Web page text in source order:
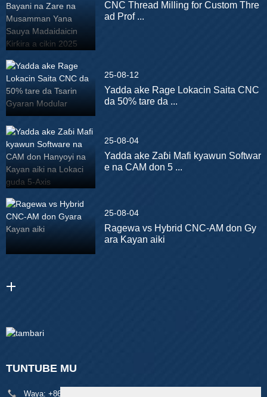
CNC Thread Milling for Custom Thre
ad Prof ...
25-08-12
Yadda ake Rage Lokacin Saita CNC
da 50% tare da ...
25-08-04
Yadda ake Zaɓi Mafi kyawun Softwar
e na CAM don 5 ...
25-08-04
Ragewa vs Hybrid CNC-AM don Gy
ara Kayan aiki
TUNTUBE MU
Waya: +86 18929329313